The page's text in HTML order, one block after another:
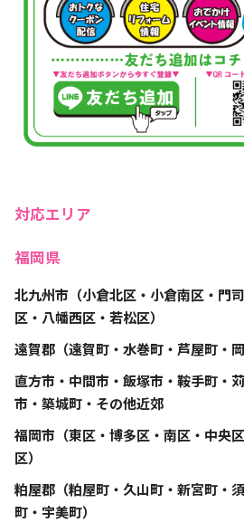
対応エリア
福岡県
北九州市（小倉北区・小倉南区・門
区・八幡西区・若松区）
遠賀郡（遠賀町・水巻町・芦屋町・岡
直方市・中間市・飯塚市・鞍手町・
市・築城町・その他近郊
福岡市（東区・博多区・南区・中央
区）
粕屋郡（粕屋町・久山町・新宮町・
町・宇美町）